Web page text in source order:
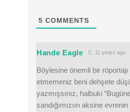
5 COMMENTS
Hande Eagle 11 years ago
Böylesine önemli bir
etmemeniz beni dehşete
yazmışsınız, halbuki
sandığımızıın aksine